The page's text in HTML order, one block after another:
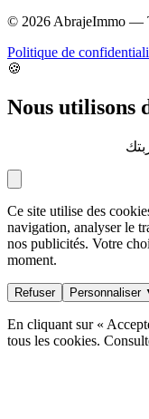
© 2026AbrajeImmo —
Politique de
🍪
Nous utilisons
Ce site utilise des
navigation, analyser le
nos publicités. Votre
moment.
Refuser Personnaliser
En cliquant sur «
tous les cookies.